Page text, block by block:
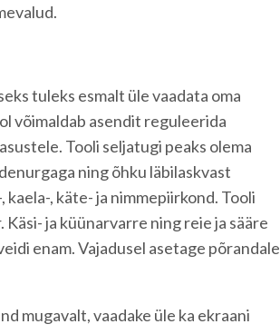
tuleks esmalt üle vaadata oma
võimaldab asendit reguleerida
Tooli seljatugi peaks olema
ning õhku läbilaskvast
, käte- ja nimmepiirkond. Tooli
ja küünarvarre ning reie ja sääre
enam. Vajadusel asetage põrandale
mugavalt, vaadake üle ka ekraani